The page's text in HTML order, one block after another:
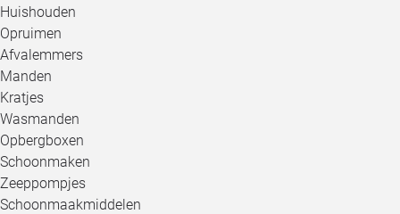
Huishouden
Opruimen
Afvalemmers
Manden
Kratjes
Wasmanden
Opbergboxen
Schoonmaken
Zeeppompjes
Schoonmaakmiddelen